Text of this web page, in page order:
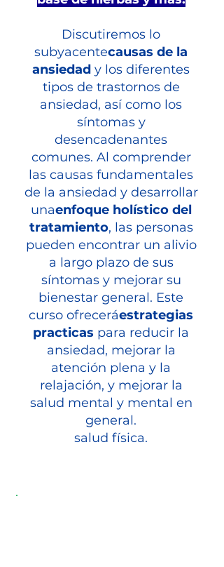
Discutiremos lo
subyacentecausas de la
ansiedad y los diferentes
tipos de trastornos de
ansiedad, así como los
síntomas y
desencadenantes
comunes. Al comprender
las causas fundamentales
de la ansiedad y desarrollar
unaenfoque holístico del
tratamiento, las personas
pueden encontrar un alivio
a largo plazo de sus
síntomas y mejorar su
bienestar general. Este
curso ofreceráestrategias
practicas para reducir la
ansiedad, mejorar la
atención plena y la
relajación, y mejorar la
salud mental y mental en
general.
salud física.